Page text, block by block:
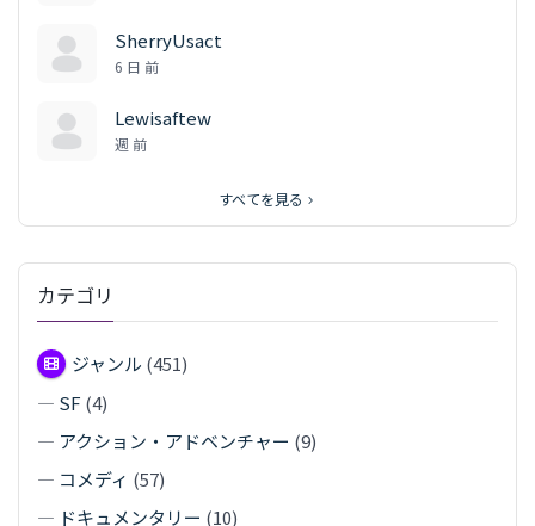
SherryUsact
6 日 前
Lewisaftew
週 前
すべてを見る
カテゴリ
ジャンル (451)
— SF (4)
— アクション・アドベンチャー (9)
— コメディ (57)
— ドキュメンタリー (10)